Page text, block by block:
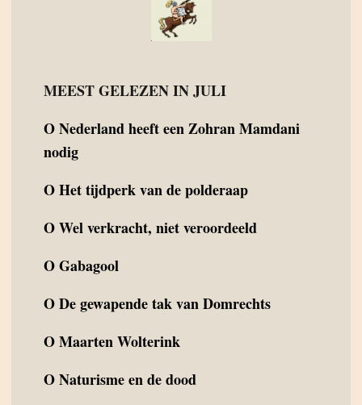
MEEST GELEZEN IN JULI
ONederland heeft een Zohran Mamdani
nodig
OHet tijdperk van de polderaap
OWel verkracht, niet veroordeeld
OGabagool
ODe gewapende tak van Domrechts
OMaarten Wolterink
ONaturisme en de dood